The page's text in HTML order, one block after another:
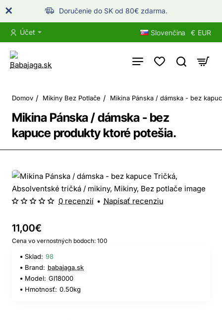
Doručenie do SK od 80€ zdarma.
Účet Slovenčina € EUR
Mikina Pánska / dámska - bez
kapuce produkty ktoré potešia.
Domov homeMikiny Bez Potlače Mikina Pánska / dámska - bez
0 recenzií • Napísať recenziu
11,00€
Cena vo vernostných bodoch: 100
Sklad: 98
Brand: babajaga.sk
Model: GI18000
Hmotnosť: 0.50kg